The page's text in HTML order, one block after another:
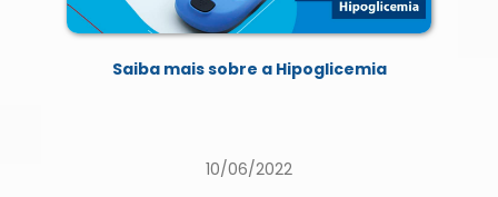
Saiba mais sobre a Hipoglicemia
10/06/2022